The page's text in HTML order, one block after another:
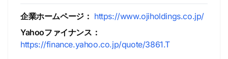
企業ホームページ： https://www.ojiholdings.co.jp/
Yahooファイナンス：
https://finance.yahoo.co.jp/quote/3861.T